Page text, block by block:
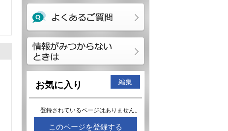
お気に入り 編集
登録されているページはありません。
このページを登録する